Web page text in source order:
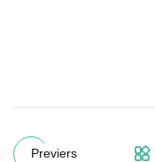
Previers